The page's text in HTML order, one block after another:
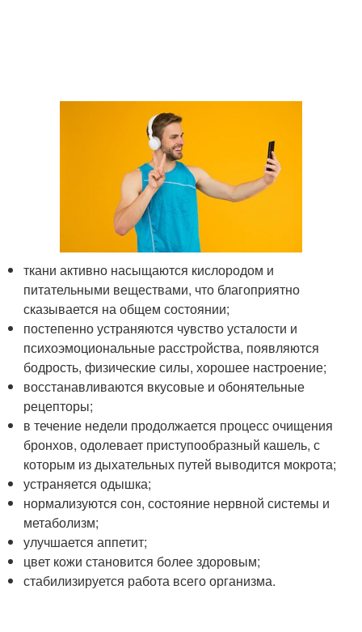
ткани активно насыщаются кислородом и
питательными веществами, что благоприятно
сказывается на общем состоянии;
постепенно устраняются чувство усталости и
психоэмоциональные расстройства, появляются
бодрость, физические силы, хорошее настроение;
восстанавливаются вкусовые и обонятельные
рецепторы;
в течение недели продолжается процесс очищения
бронхов, одолевает приступообразный кашель, с
которым из дыхательных путей выводится мокрота;
устраняется одышка;
нормализуются сон, состояние нервной системы и
метаболизм;
улучшается аппетит;
цвет кожи становится более здоровым;
стабилизируется работа всего организма.